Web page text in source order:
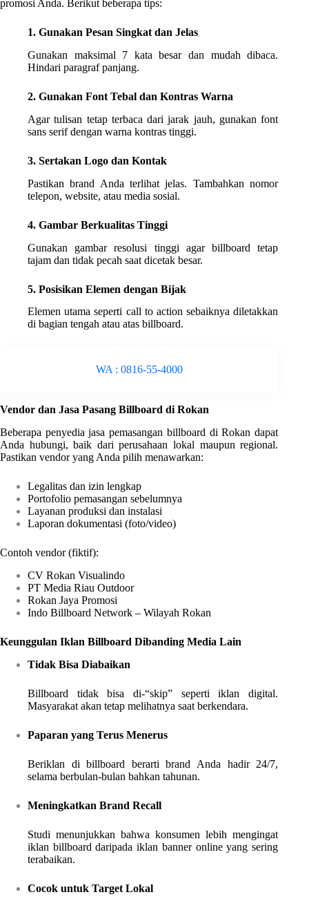
promosi Anda. Berikut beberapa tips:
1. Gunakan Pesan Singkat dan Jelas
Gunakan maksimal 7 kata besar dan mudah dibaca.
Hindari paragraf panjang.
2. Gunakan Font Tebal dan Kontras Warna
Agar tulisan tetap terbaca dari jarak jauh, gunakan font
sans serif dengan warna kontras tinggi.
3. Sertakan Logo dan Kontak
Pastikan brand Anda terlihat jelas. Tambahkan nomor
telepon, website, atau media sosial.
4. Gambar Berkualitas Tinggi
Gunakan gambar resolusi tinggi agar billboard tetap
tajam dan tidak pecah saat dicetak besar.
5. Posisikan Elemen dengan Bijak
Elemen utama seperti call to action sebaiknya diletakkan
di bagian tengah atau atas billboard.
WA : 0816-55-4000
Vendor dan Jasa Pasang Billboard di Rokan
Beberapa penyedia jasa pemasangan billboard di Rokan dapat
Anda hubungi, baik dari perusahaan lokal maupun regional.
Pastikan vendor yang Anda pilih menawarkan:
Legalitas dan izin lengkap
Portofolio pemasangan sebelumnya
Layanan produksi dan instalasi
Laporan dokumentasi (foto/video)
Contoh vendor (fiktif):
CV Rokan Visualindo
PT Media Riau Outdoor
Rokan Jaya Promosi
Indo Billboard Network – Wilayah Rokan
Keunggulan Iklan Billboard Dibanding Media Lain
Tidak Bisa Diabaikan
Billboard tidak bisa di-“skip” seperti iklan digital.
Masyarakat akan tetap melihatnya saat berkendara.
Paparan yang Terus Menerus
Beriklan di billboard berarti brand Anda hadir 24/7,
selama berbulan-bulan bahkan tahunan.
Meningkatkan Brand Recall
Studi menunjukkan bahwa konsumen lebih mengingat
iklan billboard daripada iklan banner online yang sering
terabaikan.
Cocok untuk Target Lokal